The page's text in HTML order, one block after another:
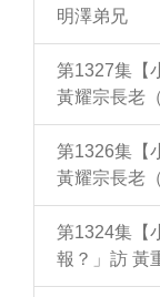
明澤弟兄
第1327集【
黃耀宗長老（
第1326集【
黃耀宗長老（
第1324集【
報？」訪 黃